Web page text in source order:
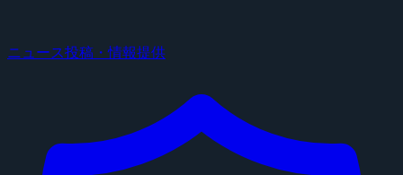
ニュース投稿・情報提供